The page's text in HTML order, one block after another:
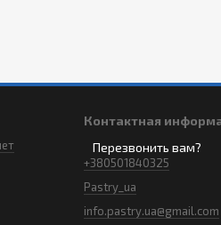
Контактная
Перезвонить вам?
+380501840325
Pastry_ua
info.pastry.ua@gmail.com